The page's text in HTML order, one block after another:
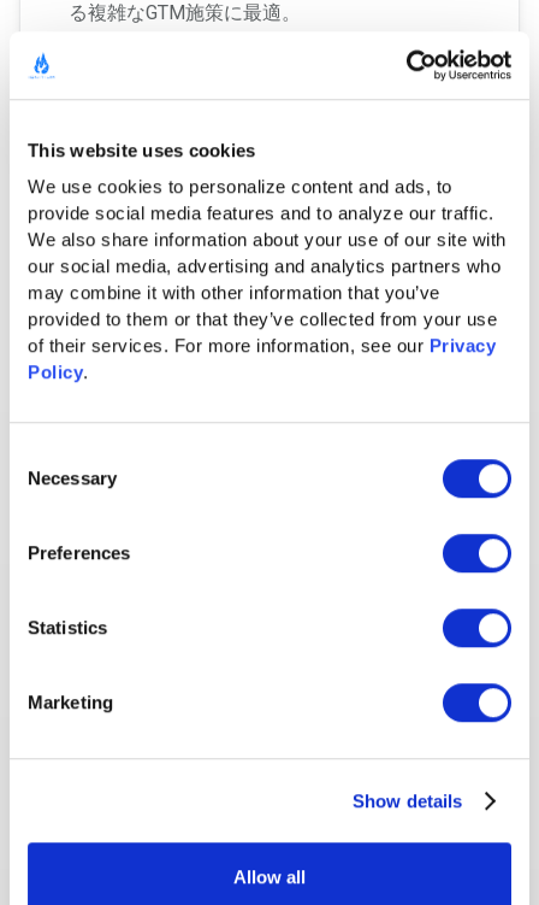
This website uses cookies
We use cookies to personalize content and ads, to
provide social media features and to analyze our traffic.
We also share information about your use of our site with
our social media, advertising and analytics partners who
may combine it with other information that you’ve
provided to them or that they’ve collected from your use
of their services. For more information, see our Privacy
Policy.
Selection
Necessary
Preferences
Statistics
Marketing
Show details
Allow all
る複雑なGTM施策に最適。
大手グローバル企業向けに6sense/Demandbase
を運用してきた豊富な経験を活用し、成果を最
すべてのプランに含まれる
内容
週次戦略ミーティング
継続的なコミュニケーション（メール・Zoom・
包括的なオンボーディングと導入支援
Ignitiumアプリによるリアルタイム分析